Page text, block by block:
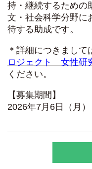
持・継続するための
文・社会科学分野に
待する助成です。
＊詳細につきまして
ロジェクト 女性研
ください。
【募集期間】
2026年7月6日（月